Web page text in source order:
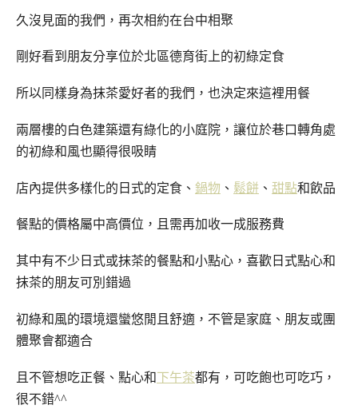
久沒見面的我們，再次相約在台中相聚
剛好看到朋友分享位於北區德育街上的初綠定食
所以同樣身為抹茶愛好者的我們，也決定來這裡用餐
兩層樓的白色建築還有綠化的小庭院，讓位於巷口轉角處
的初綠和風也顯得很吸睛
店內提供多樣化的日式的定食、 鍋物 、 鬆餅 、 甜點和飲品
餐點的價格屬中高價位，且需再加收一成服務費
其中有不少日式或抹茶的餐點和小點心，喜歡日式點心和
抹茶的朋友可別錯過
初綠和風的環境還蠻悠閒且舒適，不管是家庭、朋友或團
體聚會都適合
且不管想吃正餐、點心和下午茶都有，可吃飽也可吃巧，
很不錯^^